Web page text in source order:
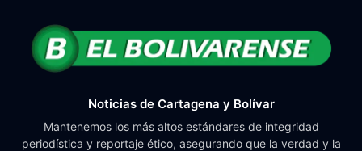
Noticias de Cartagena y Bolívar
Mantenemos los más altos estándares de integridad
periodística y reportaje ético, asegurando que la verdad y la